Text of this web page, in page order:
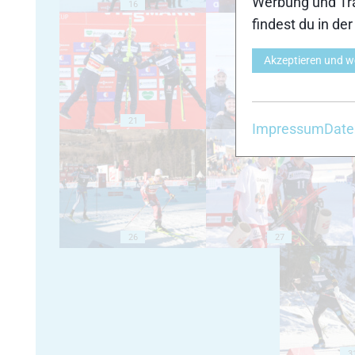
16 17
21
26 27
findest du in der
Akzeptieren und
Impressum